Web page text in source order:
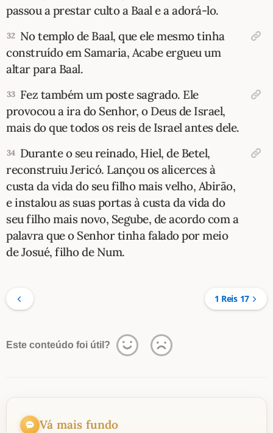
passou a prestar culto a Baal e a adorá-lo.
32 No templo de Baal, que ele mesmo tinha
construído em Samaria, Acabe ergueu um
altar para Baal.
33 Fez também um poste sagrado. Ele
provocou a ira do Senhor, o Deus de Israel,
mais do que todos os reis de Israel antes dele.
34 Durante o seu reinado, Hiel, de Betel,
reconstruiu Jericó. Lançou os alicerces à
custa da vida do seu filho mais velho, Abirão,
e instalou as suas portas à custa da vida do
seu filho mais novo, Segube, de acordo com a
palavra que o Senhor tinha falado por meio
de Josué, filho de Num.
1 Reis 17
Este conteúdo foi útil?
Vá mais fundo